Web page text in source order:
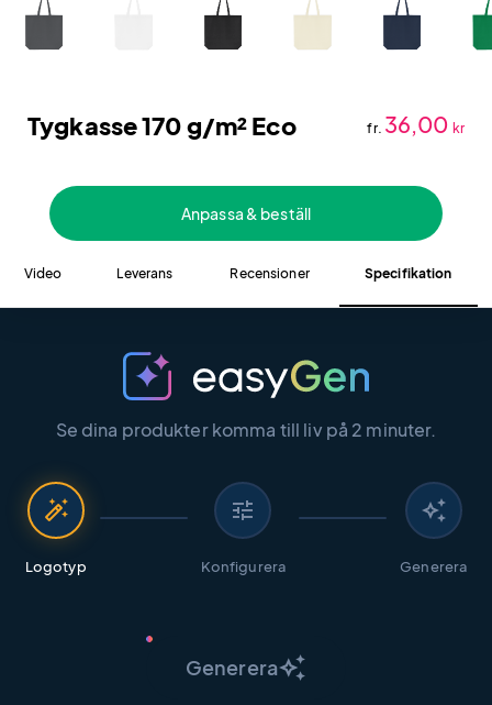
Tygkasse 170 g/m² Eco fr. 36,00 kr
Anpassa & beställ
Video Leverans Recensioner Specifikation
Se dina produkter komma till liv på 2 minuter.
auto_fix_high
Logotyp
tune
Konfigurera
auto_awesome
Generera
Genereraauto_awesome